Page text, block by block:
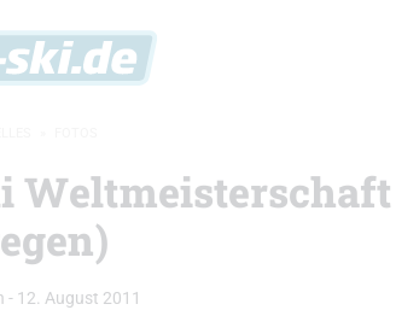
- 12. August 2011